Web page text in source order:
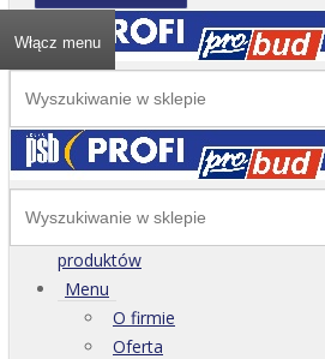
Włącz menu
produktów
Menu
O firmie
Oferta